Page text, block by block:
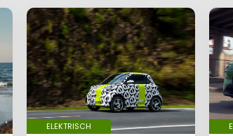
ELEKTRISCH